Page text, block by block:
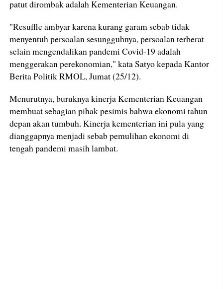
patut dirombak adalah Kementerian Keuangan.
"Resuffle ambyar karena kurang garam sebab tidak
menyentuh persoalan sesungguhnya, persoalan terberat
selain mengendalikan pandemi Covid-19 adalah
menggerakan perekonomian," kata Satyo kepada Kantor
Berita Politik RMOL, Jumat (25/12).
Menurutnya, buruknya kinerja Kementerian Keuangan
membuat sebagian pihak pesimis bahwa ekonomi tahun
depan akan tumbuh. Kinerja kementerian ini pula yang
dianggapnya menjadi sebab pemulihan ekonomi di
tengah pandemi masih lambat.